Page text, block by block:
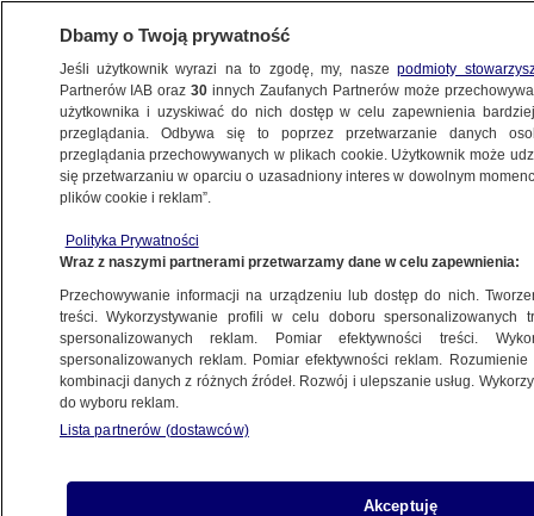
WARSZAWA
ULICE
6.10.2011, 18:30
Udostępnij
Dbamy o Twoją prywatność
Jeśli użytkownik wyrazi na to zgodę, my, naszepodmioty
Partnerów IAB oraz30 innych Zaufanych Partnerów może
użytkownika i uzyskiwać do nich dostęp w celu zapewnienia
przeglądania. Odbywa się to poprzez przetwarzanie danych
przeglądania przechowywanych w plikach cookie. Użytkownik może
się przetwarzaniu w oparciu o uzasadniony interes w dowolnym
plików cookie i reklam”.
Polityka Prywatności
Wraz z naszymi partnerami przetwarzamy dane w celu zapewnienia:
Przechowywanie informacji na urządzeniu lub dostęp do nich.
treści. Wykorzystywanie profili w celu doboru spersonalizowanych
spersonalizowanych reklam. Pomiar efektywności treści.
spersonalizowanych reklam. Pomiar efektywności reklam.
kombinacji danych z różnych źródeł. Rozwój i ulepszanie usług.
do wyboru reklam.
Lista partnerów (dostawców)
Akceptuję